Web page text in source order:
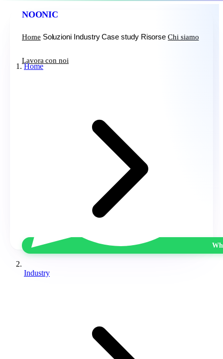
NOONIC
Home Soluzioni Industry Case study Risorse Chi siamo
Lavora con noi
Home
Industry